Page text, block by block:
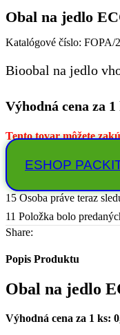
Obal na jedlo
Katalógové číslo: FOPA/
Bioobal na jedlo
Výhodná cena za 1
Tento tovar môžete
ESHOP
Pôvodná
cena
bola:
Aktuálna
cena
je:
15 Osoba práve teraz
11 Položka bolo
Share:
Popis Produktu
Obal na jedlo
Výhodná cena za 1 ks: